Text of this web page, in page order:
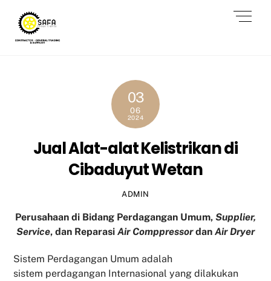
content
03
06
2024
Jual Alat-alat Kelistrikan di
Cibaduyut Wetan
ADMIN
Perusahaan di Bidang Perdagangan Umum, Supplier,
Service, dan Reparasi Air Comppressordan Air Dryer
Sistem Perdagangan Umum adalah
sistem perdagangan Internasional yang dilakukan